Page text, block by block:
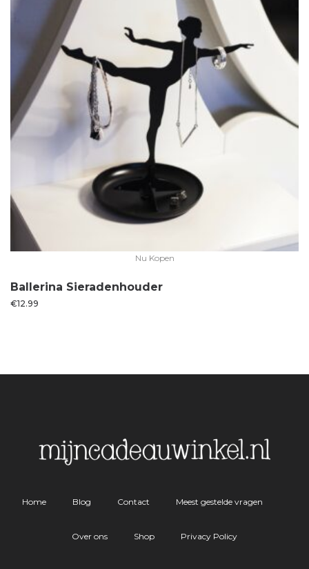
Nu Kopen
Ballerina Sieradenhouder
€12.99
Home Blog Contact Meest gestelde vragen
Over ons Shop Privacy Policy